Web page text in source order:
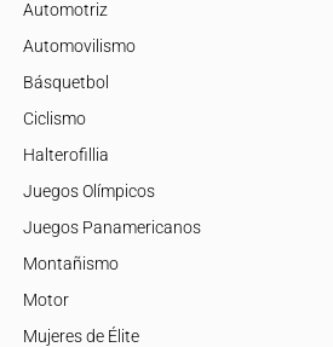
Automotriz
Automovilismo
Básquetbol
Ciclismo
Halterofillia
Juegos Olímpicos
Juegos Panamericanos
Montañismo
Motor
Mujeres de Élite